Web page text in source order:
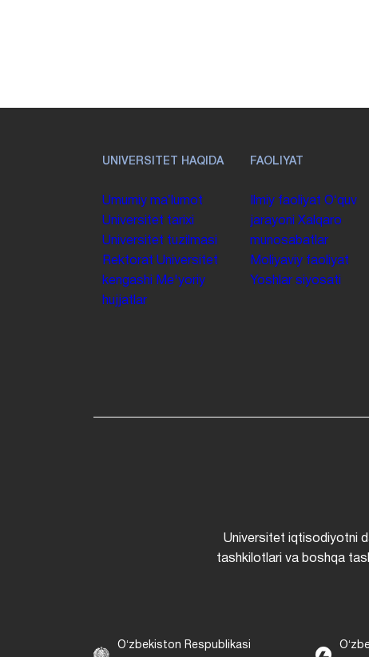
UNIVERSITET HAQIDA
Umumiy maʼlumot
Universitet tarixi
Universitet tuzilmasi
Rektorat Universitet
kengashi
Me'yoriy
hujjatlar
FAOLIYAT
Ilmiy faoliyat Oʻquv
jarayoni Xalqaro
munosabatlar
Moliyaviy faoliyat
Yoshlar siyosati
Universitet iqtisodiyotni
tashkilotlari va boshqa
Oʻzbekiston Respublikasi